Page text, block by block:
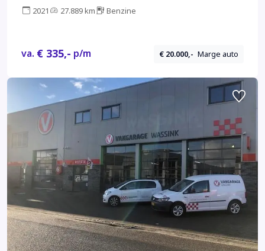
2021 27.889 km Benzine
va. € 335,- p/m € 20.000,- Marge auto